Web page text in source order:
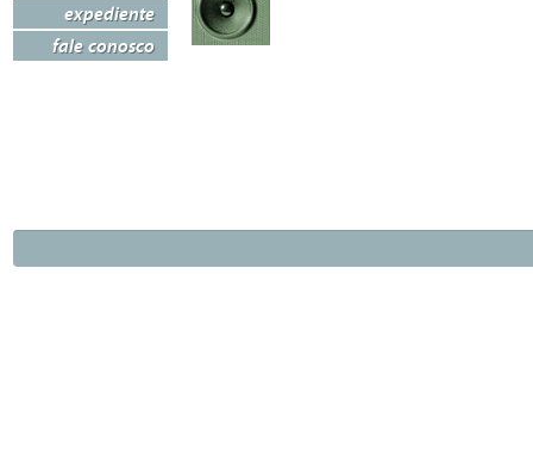
expediente
fale conosco